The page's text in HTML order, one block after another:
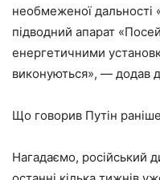
необмеженої дальності
підводний апарат
енергетичними
виконуються», — додав
Що говорив Путін раніше
Нагадаємо, російський